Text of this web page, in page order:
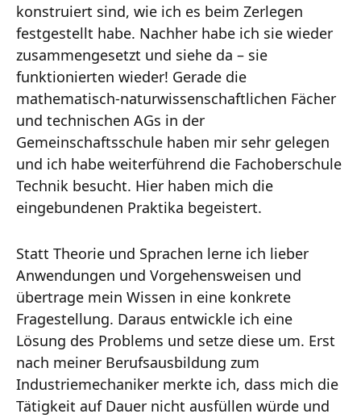
konstruiert sind, wie ich es beim Zerlegen
festgestellt habe. Nachher habe ich sie wieder
zusammengesetzt und siehe da – sie
funktionierten wieder! Gerade die
mathematisch-naturwissenschaftlichen Fächer
und technischen AGs in der
Gemeinschaftsschule haben mir sehr gelegen
und ich habe weiterführend die Fachoberschule
Technik besucht. Hier haben mich die
eingebundenen Praktika begeistert.
Statt Theorie und Sprachen lerne ich lieber
Anwendungen und Vorgehensweisen und
übertrage mein Wissen in eine konkrete
Fragestellung. Daraus entwickle ich eine
Lösung des Problems und setze diese um. Erst
nach meiner Berufsausbildung zum
Industriemechaniker merkte ich, dass mich die
Tätigkeit auf Dauer nicht ausfüllen würde und